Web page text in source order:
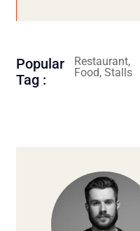
Popular
Tag :
Restaurant,
Food, Stalls